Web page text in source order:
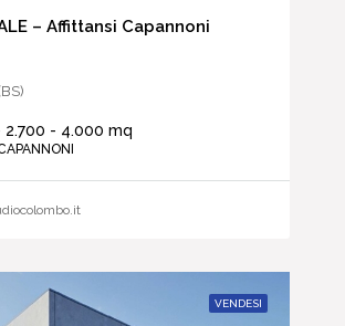
– Affittansi Capannoni
2.700 - 4.000 mq
VENDESI